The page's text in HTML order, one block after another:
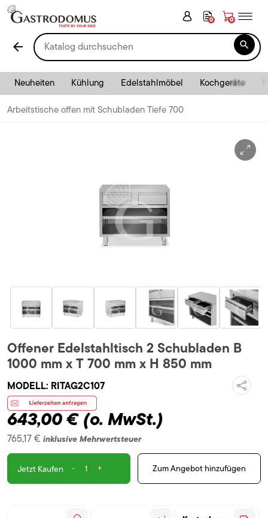
0 0
arrow_back 
Neuheiten Kühlung Edelstahlmöbel Kochgeräte
Arbeitstische offen mit Schubladen Tiefe 700
Offener Edelstahltisch 2 Schubladen B
1000 mm x T 700 mm x H 850 mm
MODELL: RITAG2C107
643,00 €(o. MwSt.)
765,17 € inklusive Mehrwertsteuer
Jetzt Kaufen - + Zum Angebot hinzufügen